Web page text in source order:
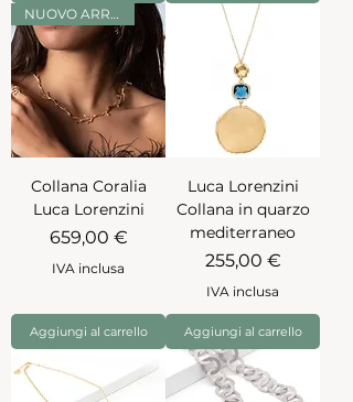
Collana Coralia
Luca Lorenzini
Prezzo
659,00 €
IVA inclusa
Aggiungi al carrello
Luca Lorenzini
Collana in quarzo
mediterraneo
Prezzo
255,00 €
IVA inclusa
Aggiungi al carrello